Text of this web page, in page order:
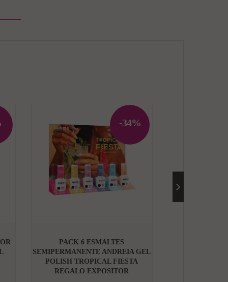
-34%

PACK 6 ESMALTES
SEMIPERMANENTE ANDREIA GEL
POLISH TROPICAL FIESTA
REGALO EXPOSITOR